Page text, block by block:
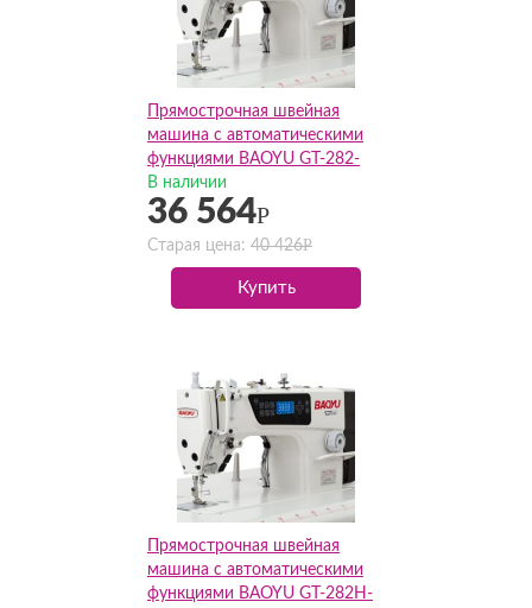
Прямострочная швейная
машина с автоматическими
функциями BAOYU GT-282-
D4(Комплект)
В наличии
36 564Р
Старая цена: 40 426Р
Купить
Прямострочная швейная
машина с автоматическими
функциями BAOYU GT-282H-